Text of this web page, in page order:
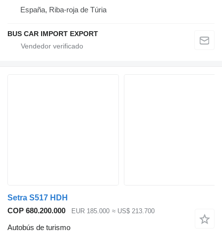
España, Riba-roja de Túria
BUS CAR IMPORT EXPORT
Setra S517 HDH
COP 680.200.000
EUR 185.000 ≈ US$ 213.700
Autobús de turismo